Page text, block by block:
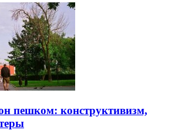
пешком: конструктивизм,